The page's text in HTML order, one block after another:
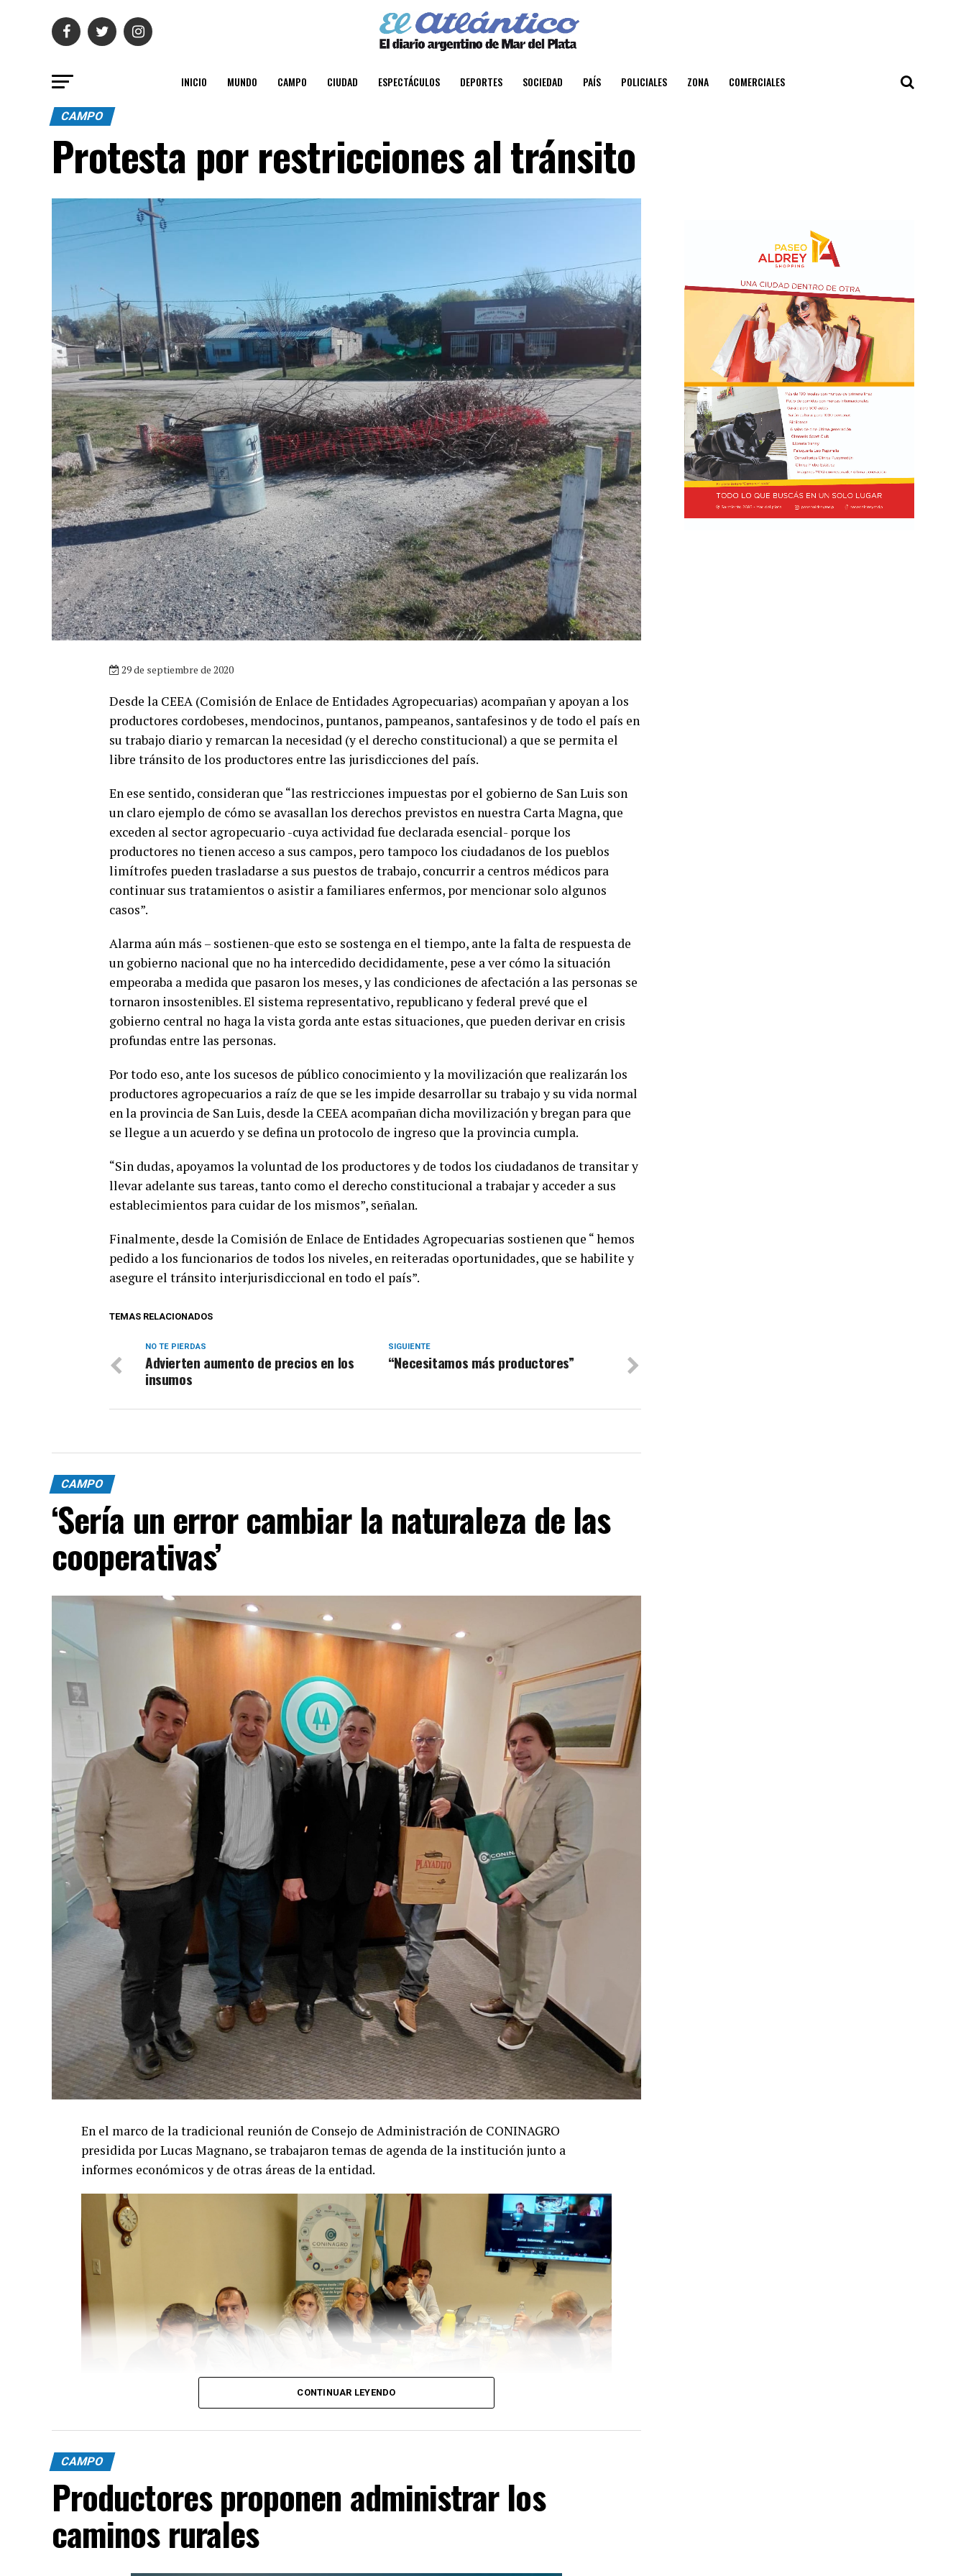
INICIO MUNDO CAMPO CIUDAD ESPECTÁCULOS DEPORTES SOCIEDAD PAÍS POLICIALES ZONA COMERCIALES
CAMPO
Protesta por restricciones al tránsito
29 de septiembre de 2020
Desde la CEEA (Comisión de Enlace de Entidades Agropecuarias) acompañan y apoyan a los
productores cordobeses, mendocinos, puntanos, pampeanos, santafesinos y de todo el país en
su trabajo diario y remarcan la necesidad (y el derecho constitucional) a que se permita el
libre tránsito de los productores entre las jurisdicciones del país.
En ese sentido, consideran que “las restricciones impuestas por el gobierno de San Luis son
un claro ejemplo de cómo se avasallan los derechos previstos en nuestra Carta Magna, que
exceden al sector agropecuario -cuya actividad fue declarada esencial- porque los
productores no tienen acceso a sus campos, pero tampoco los ciudadanos de los pueblos
limítrofes pueden trasladarse a sus puestos de trabajo, concurrir a centros médicos para
continuar sus tratamientos o asistir a familiares enfermos, por mencionar solo algunos
casos”.
Alarma aún más – sostienen-que esto se sostenga en el tiempo, ante la falta de respuesta de
un gobierno nacional que no ha intercedido decididamente, pese a ver cómo la situación
empeoraba a medida que pasaron los meses, y las condiciones de afectación a las personas se
tornaron insostenibles. El sistema representativo, republicano y federal prevé que el
gobierno central no haga la vista gorda ante estas situaciones, que pueden derivar en crisis
profundas entre las personas.
Por todo eso, ante los sucesos de público conocimiento y la movilización que realizarán los
productores agropecuarios a raíz de que se les impide desarrollar su trabajo y su vida normal
en la provincia de San Luis, desde la CEEA acompañan dicha movilización y bregan para que
se llegue a un acuerdo y se defina un protocolo de ingreso que la provincia cumpla.
“Sin dudas, apoyamos la voluntad de los productores y de todos los ciudadanos de transitar y
llevar adelante sus tareas, tanto como el derecho constitucional a trabajar y acceder a sus
establecimientos para cuidar de los mismos”, señalan.
Finalmente, desde la Comisión de Enlace de Entidades Agropecuarias sostienen que “ hemos
pedido a los funcionarios de todos los niveles, en reiteradas oportunidades, que se habilite y
asegure el tránsito interjurisdiccional en todo el país”.
TEMAS RELACIONADOS
SIGUIENTE
“Necesitamos más productores”
NO TE PIERDAS
Advierten aumento de precios en los
insumos
CAMPO
‘Sería un error cambiar la naturaleza de las
cooperativas’
En el marco de la tradicional reunión de Consejo de Administración de CONINAGRO
presidida por Lucas Magnano, se trabajaron temas de agenda de la institución junto a
informes económicos y de otras áreas de la entidad.
CONTINUAR LEYENDO
CAMPO
Productores proponen administrar los
caminos rurales